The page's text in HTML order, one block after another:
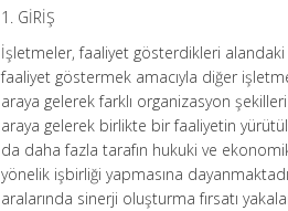
1. GİRİŞ
İşletmeler, faaliyet gösterdikleri alandaki
faaliyet göstermek amacıyla diğer
araya gelerek farklı organizasyon
araya gelerek birlikte bir faaliyetin
da daha fazla tarafın hukuki ve
yönelik işbirliği yapmasına
aralarında sinerji oluşturma fırsatı